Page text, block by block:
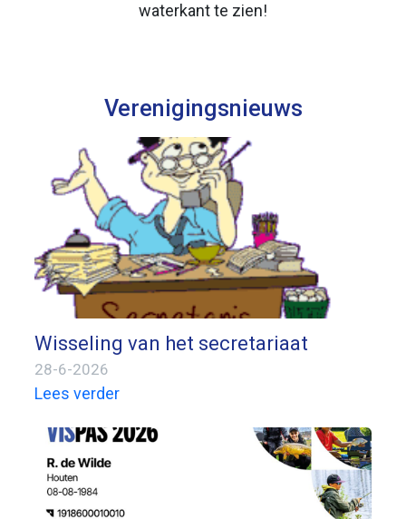
waterkant te zien!
Verenigingsnieuws
Wisseling van het secretariaat
28-6-2026
Lees verder